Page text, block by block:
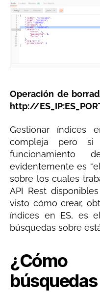
Operación de
http://
Gestionar índices
compleja pero
funcionamiento
evidentemente es
sobre los cuales
API Rest
visto cómo crear,
índices en ES, es
búsquedas sobre
búsquedas